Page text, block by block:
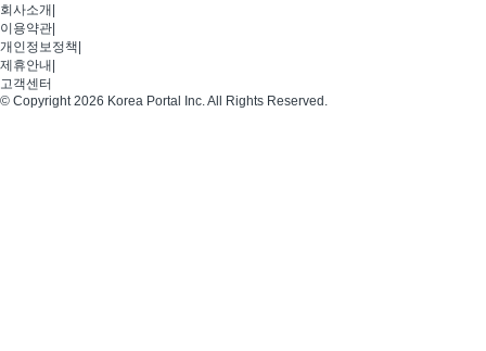
회사소개
이용약관
개인정보정책
제휴안내
고객센터
© Copyright 2026 Korea Portal Inc. All Rights Reserved.